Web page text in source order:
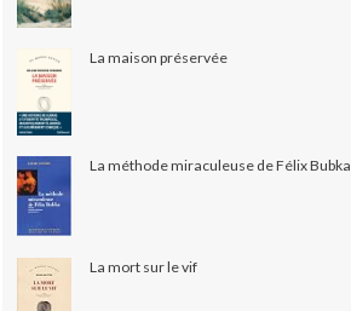
La maison préservée
La méthode miraculeuse de Félix Bubka
La mort sur le vif